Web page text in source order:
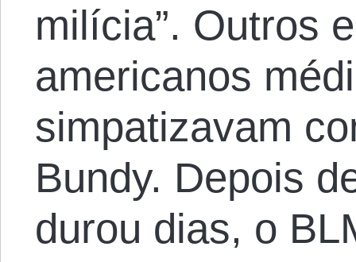
milícia”. Outros
americanos
simpatizavam
Bundy. Depois
durou dias, o